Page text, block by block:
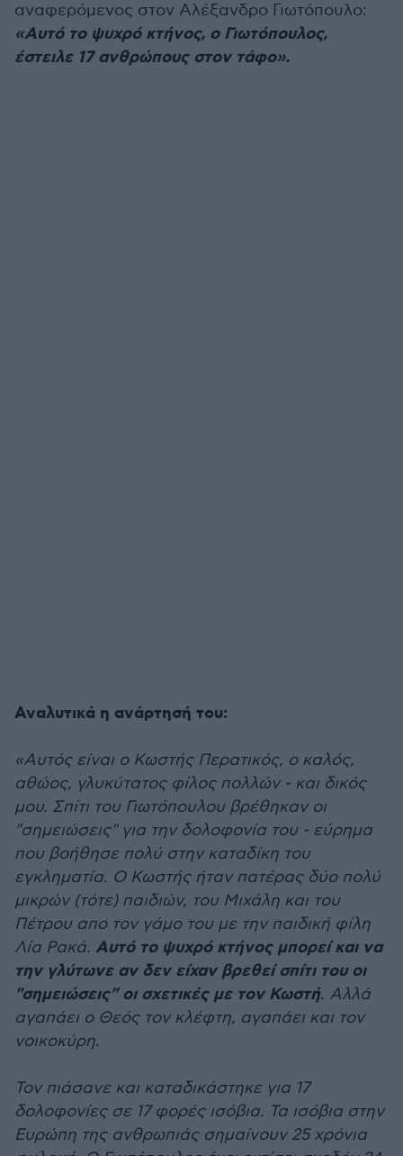
αναφερόμενος στον Αλέξανδρο Γιωτόπουλο:
«Αυτό το ψυχρό κτήνος, ο Γιωτόπουλος,
έστειλε 17 ανθρώπους στον τάφο».
Αναλυτικά η ανάρτησή του:
«Αυτός είναι ο Κωστής Περατικός, ο καλός,
αθώος, γλυκύτατος φίλος πολλών - και δικός
μου. Σπίτι του Γιωτόπουλου βρέθηκαν οι
"σημειώσεις" για την δολοφονία του - εύρημα
που βοήθησε πολύ στην καταδίκη του
εγκληματία. Ο Κωστής ήταν πατέρας δύο πολύ
μικρών (τότε) παιδιών, του Μιχάλη και του
Πέτρου απο τον γάμο του με την παιδική φίλη
Λία Ρακά. Αυτό το ψυχρό κτήνος μπορεί και να
την γλύτωνε αν δεν είχαν βρεθεί σπίτι του οι
"σημειώσεις" οι σχετικές με τον Κωστή. Αλλά
αγαπάει ο Θεός τον κλέφτη, αγαπάει και τον
νοικοκύρη.
Τον πιάσανε και καταδικάστηκε για 17
δολοφονίες σε 17 φορές ισόβια. Τα ισόβια στην
Ευρώπη της ανθρωπιάς σημαίνουν 25 χρόνια